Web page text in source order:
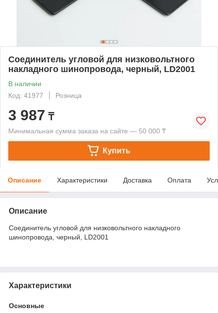
Соединитель угловой для низковольтного
накладного шинопровода, черный, LD2001
В наличии
Код: 41977
Розница
3 987 ₸
Минимальная сумма заказа на сайте — 50 000 ₸
Купить
Описание Характеристики Доставка Оплата
Описание
Соединитель угловой для низковольтного накладного
шинопровода, черный, LD2001
Характеристики
Основные